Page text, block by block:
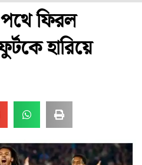
ফল চাষ মাছ চাষ
ফিরল
হারিয়ে